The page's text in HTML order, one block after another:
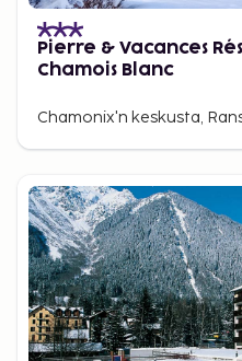
Pierre & Vacances
Chamois Blanc
Chamonix'n keskusta,